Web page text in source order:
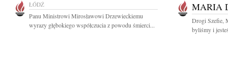
ŁÓDŹ
Panu Ministrowi Mirosławowi Drzewieckiemu
wyrazy głębokiego współczucia z powodu śmierci...
MARIA
Drogi Szefie,
byliśmy i